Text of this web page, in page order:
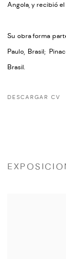
Angola, y recibió
Su obra forma
Paulo, Brasil;
Brasil.
DESCARGAR CV